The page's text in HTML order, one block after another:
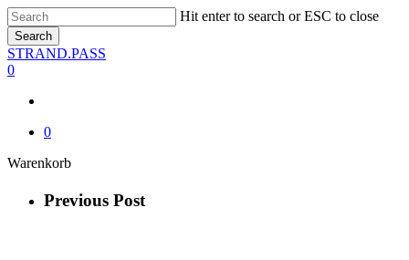
Skip
to
main
content
Hit enter to search or ESC to close
Search
Close
Search
STRAND.PASS
0
0
WarenkorbClose
Previous Post